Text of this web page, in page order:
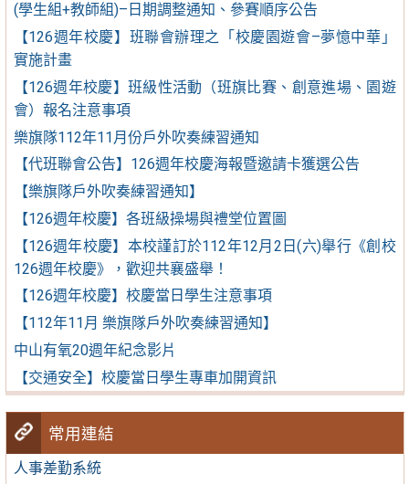
(學生組+教師組)–日期調整通知、參賽順序公告
【126週年校慶】班聯會辦理之「校慶園遊會–夢憶中華」
實施計畫
【126週年校慶】班級性活動（班旗比賽、創意進場、園遊
會）報名注意事項
樂旗隊112年11月份戶外吹奏練習通知
【代班聯會公告】126週年校慶海報暨邀請卡獲選公告
【樂旗隊戶外吹奏練習通知】
【126週年校慶】各班級操場與禮堂位置圖
【126週年校慶】本校謹訂於112年12月2日(六)舉行《創校
126週年校慶》，歡迎共襄盛舉！
【126週年校慶】校慶當日學生注意事項
【112年11月 樂旗隊戶外吹奏練習通知】
中山有氧20週年紀念影片
【交通安全】校慶當日學生專車加開資訊
常用連結
人事差勤系統